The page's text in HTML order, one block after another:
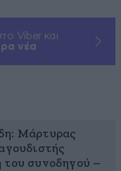
Viber και
νέα
Μάρτυρας
του συνοδηγού –